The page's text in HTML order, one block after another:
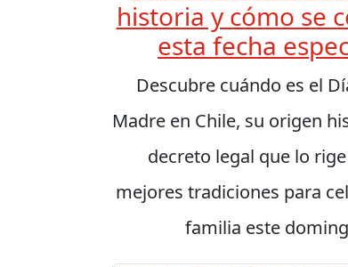
historia y cómo se
esta fecha
Descubre cuándo es el
Madre en Chile, su origen
decreto legal que lo
mejores tradiciones para
familia este doming